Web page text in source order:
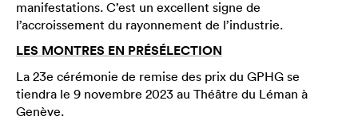
manifestations. C’est un excellent signe de
l’accroissement du rayonnement de l’industrie.
LES MONTRES EN PRÉSÉLECTION
La 23e cérémonie de remise des prix du GPHG se
tiendra le 9 novembre 2023 au Théâtre du Léman à
Genève.